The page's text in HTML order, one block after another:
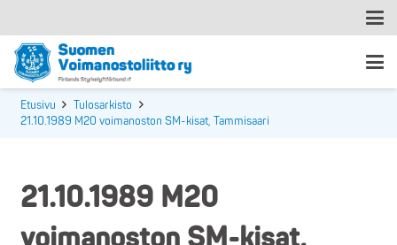
Etusivu
Tulosarkisto
21.10.1989 M20 voimanoston SM-kisat, Tammisaari
21.10.1989 M20